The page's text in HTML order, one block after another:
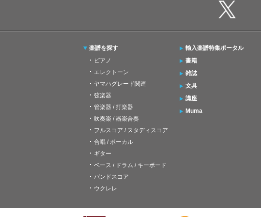
楽譜を探す
ピアノ
エレクトーン
ヤマハグレード関連
弦楽器
管楽器 / 打楽器
吹奏楽 / 器楽合奏
フルスコア / スタディスコア
合唱 / ボーカル
ギター
ベース / ドラム / キーボード
バンドスコア
ウクレレ
輸入楽譜特集ポータル
書籍
雑誌
文具
講座
Muma